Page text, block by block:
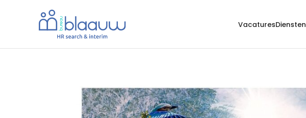
VacaturesDiensten